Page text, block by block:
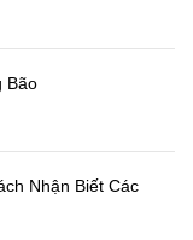
Bão
Nhận Biết Các